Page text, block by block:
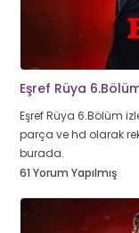
Eşref Rüya
Eşref Rüya 6.Bölüm
parça ve hd olarak
burada.
61 Yorum Yapılmış